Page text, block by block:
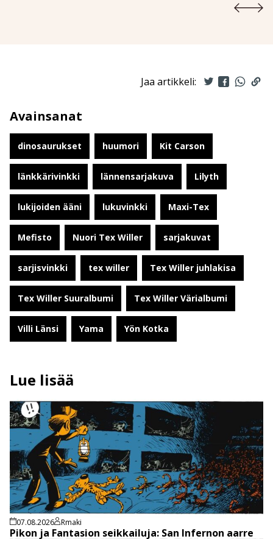
Jaa artikkeli:
Avainsanat
dinosaurukset huumori Kit Carson
länkkärivinkki lännensarjakuva Lilyth
lukijoiden ääni lukuvinkki Maxi-Tex
Mefisto Nuori Tex Willer sarjakuvat
sarjisvinkki tex willer Tex Willer juhlakisa
Tex Willer Suuralbumi Tex Willer Värialbumi
Villi Länsi Yama Yön Kotka
Lue lisää
07.08.2026 Rmaki
Pikon ja Fantasion seikkailuja: San Infernon aarre